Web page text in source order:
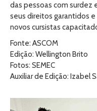
das pessoas com surdez
seus direitos garantidos
novos cursistas
Fonte: ASCOM
Edição: Wellington Brito
Fotos: SEMEC
Auxiliar de Edição: Izabel